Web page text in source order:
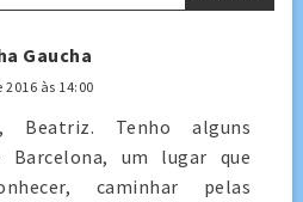
Gaucha
às 14:00
Beatriz. Tenho alguns
Barcelona, um lugar que
caminhar pelas